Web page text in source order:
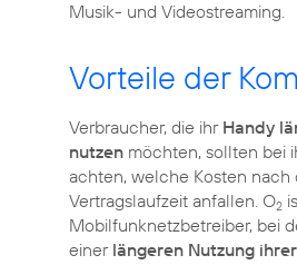
Vorteile der
Verbraucher, die ihr Handy
nutzen möchten, sollten bei
achten, welche Kosten nach
Vertragslaufzeit anfallen. O2
Mobilfunknetzbetreiber, bei
einer längeren Nutzung